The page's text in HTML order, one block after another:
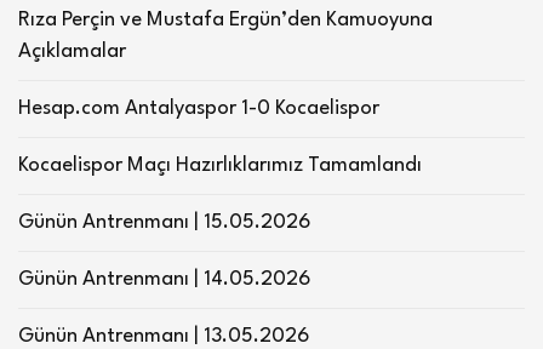
Rıza Perçin ve Mustafa Ergün’den Kamuoyuna
Açıklamalar
Hesap.com Antalyaspor 1-0 Kocaelispor
Kocaelispor Maçı Hazırlıklarımız Tamamlandı
Günün Antrenmanı | 15.05.2026
Günün Antrenmanı | 14.05.2026
Günün Antrenmanı | 13.05.2026